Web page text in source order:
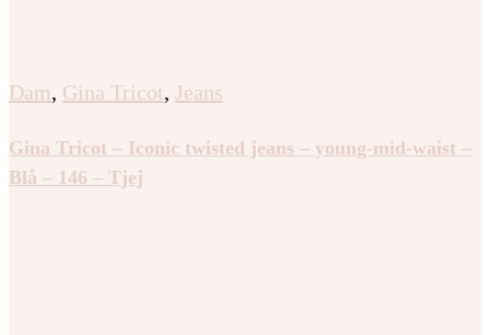
Dam, Gina Tricot, Jeans
Gina Tricot – Iconic twisted jeans – young-mid-waist –
Blå – 146 – Tjej